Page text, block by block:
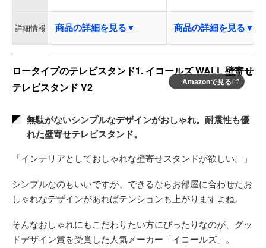
詳細情報 商品の詳細を見る▼ 商品の詳細を見る▼
ロータイプのテレビスタンド1. イコールズ WALL 壁寄せ
テレビスタンド V2
Amazonで見る
無駄がないシンプルなデザインがおしゃれ。耐震性も優
れた壁寄せテレビスタンド。
「インテリアとしておしゃれな壁寄せスタンドが欲しい。」
シンプルなのもいいですが、できるならお部屋に合わせたお
しゃれなデザインがあればテンションも上がりますよね。
そんなおしゃれにもこだわりたい方にぴったりなのが、グッ
ドデザイン賞を受賞した人気メーカー「イコールズ」。